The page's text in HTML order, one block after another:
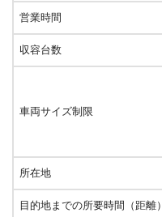
営業時間
収容台数
車両サイズ制限
所在地
目的地までの所要時間（距離）